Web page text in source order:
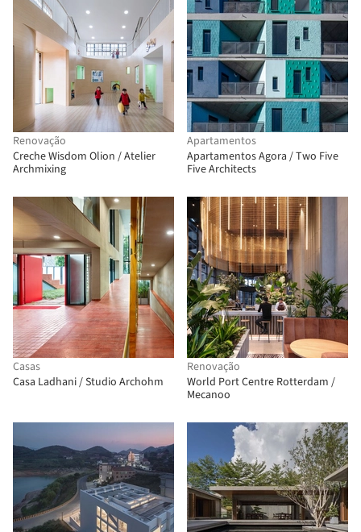
Renovação
Creche Wisdom Olion / Atelier
Archmixing
Apartamentos
Apartamentos Agora / Two Five
Five Architects
Casas
Casa Ladhani / Studio Archohm
Renovação
World Port Centre Rotterdam /
Mecanoo